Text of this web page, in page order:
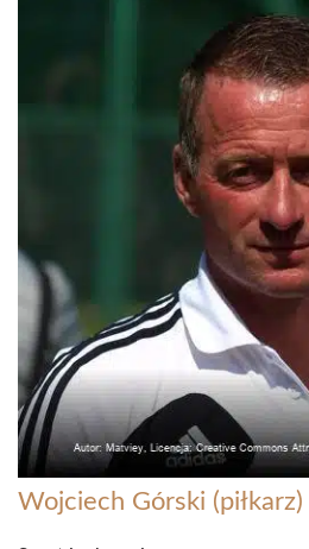
Wojciech Górski (piłkarz)